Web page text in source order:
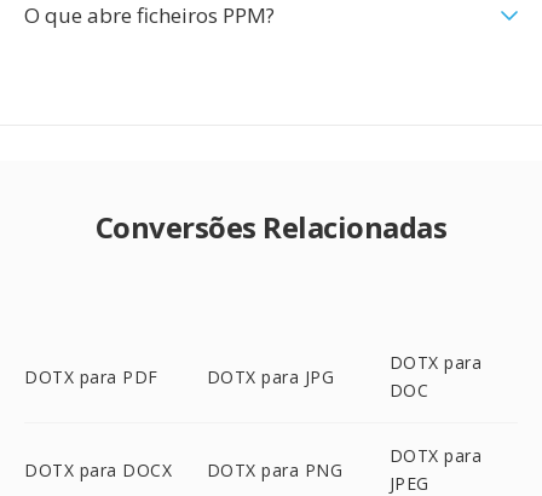
O que abre ficheiros PPM?
Conversões Relacionadas
DOTX para PDF DOTX para JPG
DOTX para
DOC
DOTX para DOCX DOTX para PNG
DOTX para
JPEG